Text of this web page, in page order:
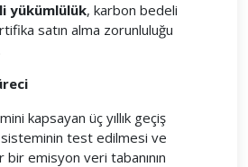
yükümlülük, karbon bedeli
satın alma zorunluluğu
kapsayan üç yıllık geçiş
test edilmesi ve
bir emisyon veri tabanının